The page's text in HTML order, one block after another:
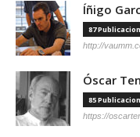
Íñigo
87
http://
Óscar
85
https://